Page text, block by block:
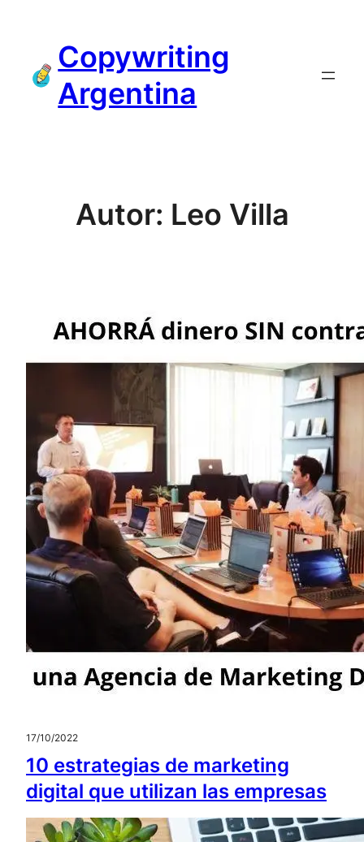
contenidoCopywriting
Argentina
Autor: Leo Villa
17/10/2022
10 estrategias de marketing
digital que utilizan las empresas